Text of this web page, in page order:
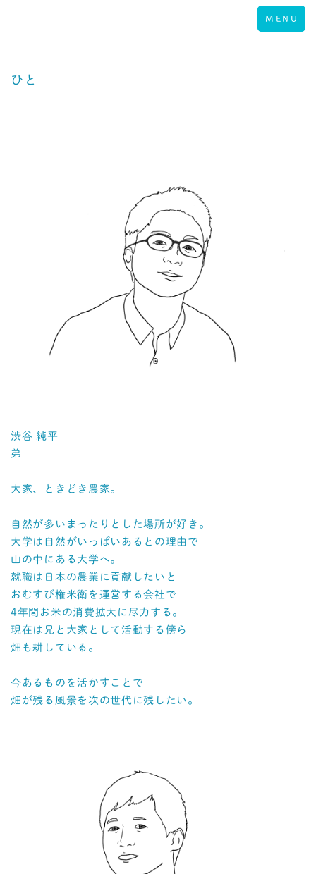
Toggle
MENU
ひと
渋谷 純平
弟
大家、ときどき農家。
自然が多いまったりとした場所が好き。
大学は自然がいっぱいあるとの理由で
山の中にある大学へ。
就職は日本の農業に貢献したいと
おむすび権米衛を運営する会社で
4年間お米の消費拡大に尽力する。
現在は兄と大家として活動する傍ら
畑も耕している。
今あるものを活かすことで
畑が残る風景を次の世代に残したい。